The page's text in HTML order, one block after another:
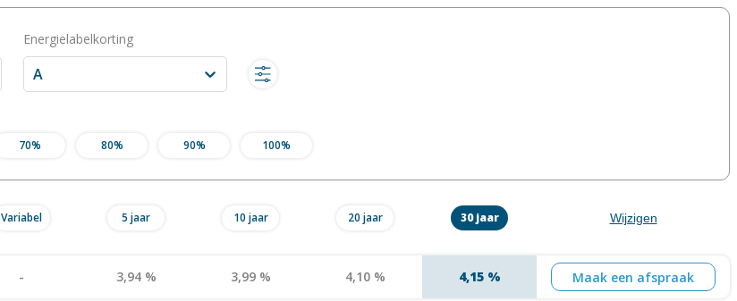
Energielabelkorting
A
70% 80% 90% 100%
Variabel 5 jaar 10 jaar 20 jaar 30 jaar Wijzigen
- 3,94 % 3,99 % 4,10 % 4,15 % Maak een afspraak